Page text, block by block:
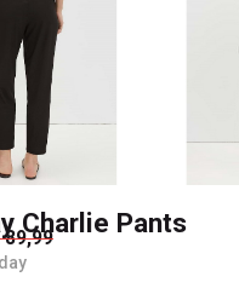
Charlie Pants
89,99